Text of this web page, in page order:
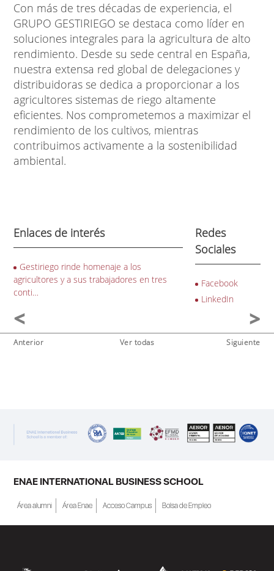
Con más de tres décadas de experiencia, el
GRUPO GESTIRIEGO se destaca como líder en
soluciones integrales para la agricultura de alto
rendimiento. Desde su sede central en España,
nuestra extensa red global de delegaciones y
distribuidoras se dedica a proporcionar a los
agricultores sistemas de riego altamente
eficientes. Nos comprometemos a maximizar el
rendimiento de los cultivos, mientras
contribuimos activamente a la sostenibilidad
ambiental.
Enlaces de interés
Gestiriego rinde homenaje a los
agricultores y a sus trabajadores en tres
conti…
Redes
Sociales
Facebook
LinkedIn
Anterior Ver todas Siguiente
ENAE INTERNATIONAL BUSINESS SCHOOL
Área alumni Área Enae Acceso Campus Bolsa de Empleo